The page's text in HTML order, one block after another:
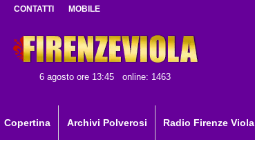
CONTATTI MOBILE
6 agosto ore 13:45 online: 1463
Copertina Archivi Polverosi Radio Firenze Viola